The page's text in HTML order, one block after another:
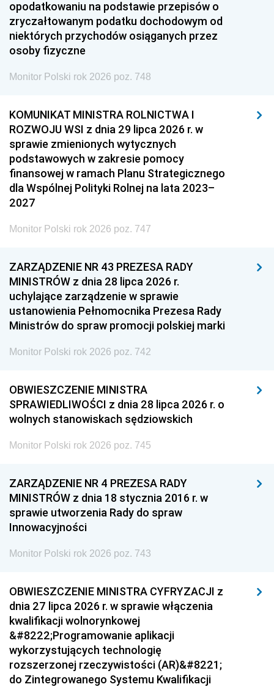
opodatkowaniu na podstawie przepisów o
zryczałtowanym podatku dochodowym od
niektórych przychodów osiąganych przez
osoby fizyczne
Monitor Polski rok 2026 poz. 748
KOMUNIKAT MINISTRA ROLNICTWA I
ROZWOJU WSI z dnia 29 lipca 2026 r. w
sprawie zmienionych wytycznych
podstawowych w zakresie pomocy
finansowej w ramach Planu Strategicznego
dla Wspólnej Polityki Rolnej na lata 2023–
2027
Monitor Polski rok 2026 poz. 747
ZARZĄDZENIE NR 43 PREZESA RADY
MINISTRÓW z dnia 28 lipca 2026 r.
uchylające zarządzenie w sprawie
ustanowienia Pełnomocnika Prezesa Rady
Ministrów do spraw promocji polskiej marki
Monitor Polski rok 2026 poz. 742
OBWIESZCZENIE MINISTRA
SPRAWIEDLIWOŚCI z dnia 28 lipca 2026 r. o
wolnych stanowiskach sędziowskich
Monitor Polski rok 2026 poz. 745
ZARZĄDZENIE NR 4 PREZESA RADY
MINISTRÓW z dnia 18 stycznia 2016 r. w
sprawie utworzenia Rady do spraw
Innowacyjności
Monitor Polski rok 2026 poz. 743
OBWIESZCZENIE MINISTRA CYFRYZACJI z
dnia 27 lipca 2026 r. w sprawie włączenia
kwalifikacji wolnorynkowej
&#8222;Programowanie aplikacji
wykorzystujących technologię
rozszerzonej rzeczywistości (AR)&#8221;
do Zintegrowanego Systemu Kwalifikacji